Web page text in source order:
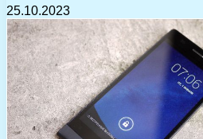
25.10.2023